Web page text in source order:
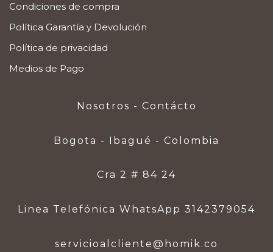
Condiciones de compra
Política Garantía y Devolución
Política de privacidad
Medios de Pago
Nosotros - Contácto
Bogota - Ibagué - Colombia
Cra 2 # 84 24
Linea Telefónica WhatsApp 3142379054
servicioalcliente@homik.co